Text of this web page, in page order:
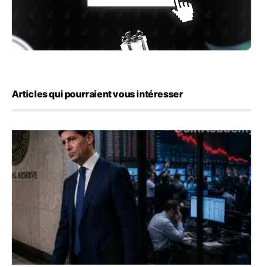
Articles qui pourraient vous intéresser
Kevin Warsh maintient sa communication minimaliste